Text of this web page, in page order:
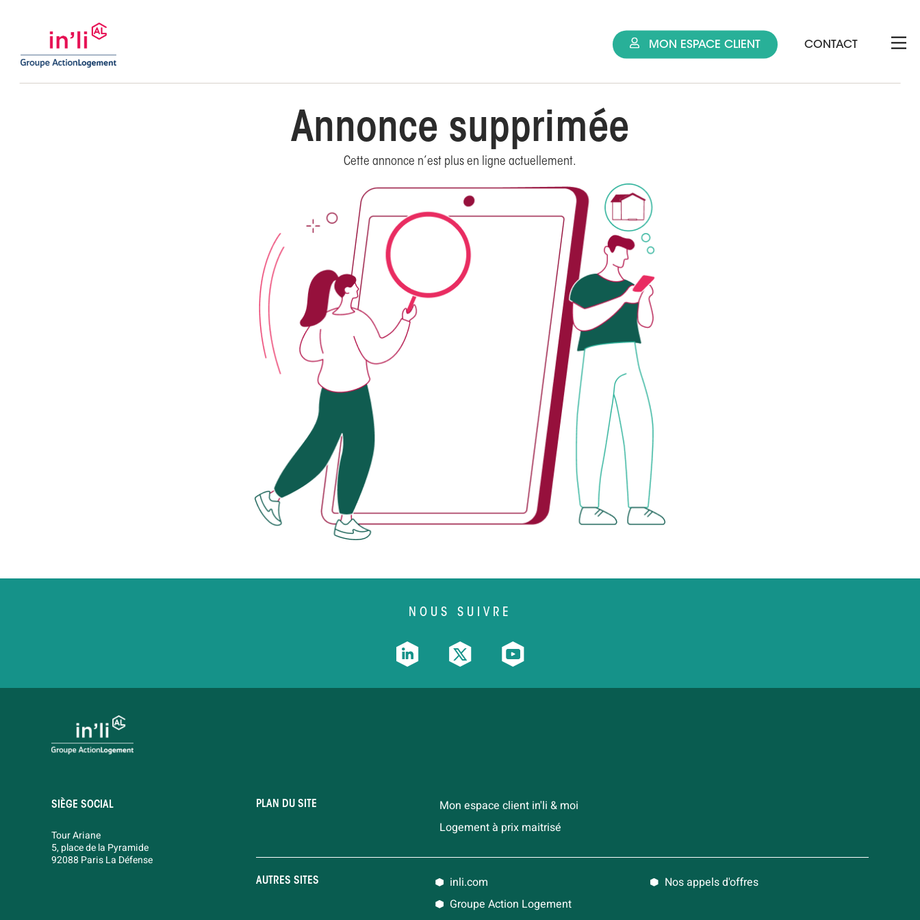
MON ESPACE CLIENT CONTACT
Annonce supprimée
Cette annonce n’est plus en ligne actuellement.
NOUS SUIVRE
SIÈGE SOCIAL
Tour Ariane
5, place de la Pyramide
92088 Paris La Défense
PLAN DU SITE
Mon espace client in'li & moi
Logement à prix maitrisé
AUTRES SITES inli.com
Nos appels d'offres
Groupe Action Logement